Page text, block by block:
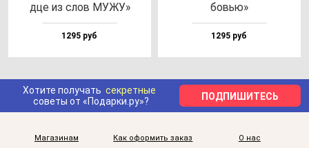
дце из слов МУЖУ»
1295 руб
бовью»
1295 руб
Хотите получать секретные
советы от «Подарки.ру»?
ПОДПИШИТЕСЬ
Магазинам Как оформить заказ О нас